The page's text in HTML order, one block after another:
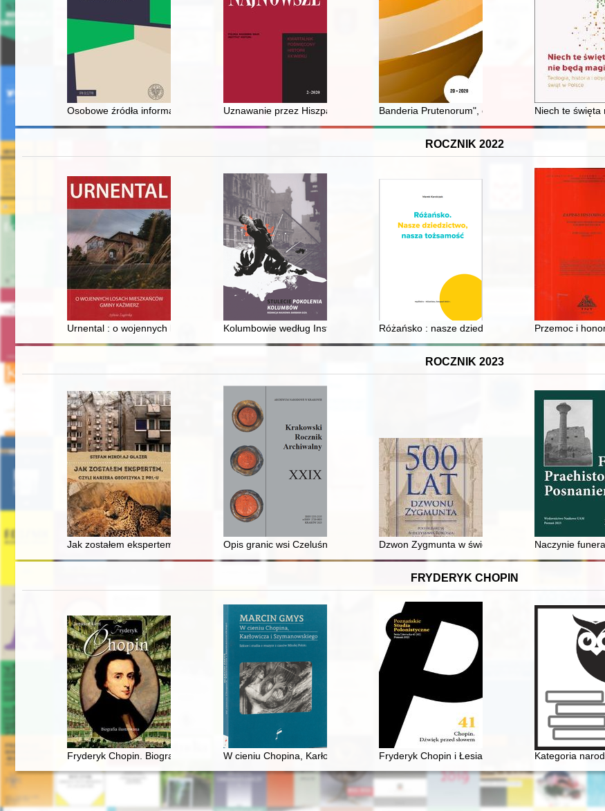
Osobowe źródła informacji SB wśród dziennikarzy w byłym województwie olsztyńskim (na przykładzie Radia Olsztyn w
Uznawanie przez Hiszpanię rządu Rzeczypospolitej Polskiej na uchodźstwie w latach
Banderia Prutenorum", czyli Poczet chorągwi
Niech te święta
ROCZNIK 2022
Urnental : o wojennych losach gminy KaźmierzKolumbowie według Instytutu Pamięci Narodowej (w komiksie)
Różańsko : nasze dziedzictwo, nasza tożsamość
Przemoc i
ROCZNIK 2023
Jak zostałem ekspertem, czyli Kariera geofizyka z PRL-uOpis granic wsi Czeluśnica, Gąsówka i Umieszcz pod koniec XVIII w. w świetle
Dzwon Zygmunta w świetle źródeł z Archiwum
Naczynie
FRYDERYK CHOPIN
Fryderyk Chopin. Biografia ilustrowanaW cieniu Chopina, Karłowicza i Szymanowskiego : szkice i studia o muzyce z czasów
Fryderyk Chopin i Łesia Ukrainka : per me
Kategoria